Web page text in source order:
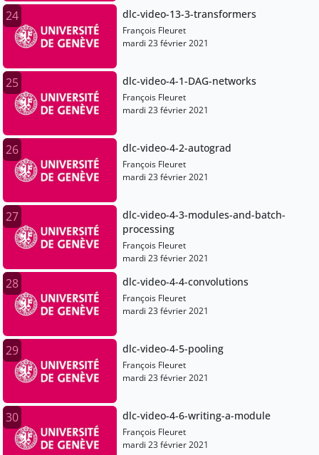
24 dlc-video-13-3-transformers
François Fleuret
mardi 23 février 2021
25 dlc-video-4-1-DAG-networks
François Fleuret
mardi 23 février 2021
26 dlc-video-4-2-autograd
François Fleuret
mardi 23 février 2021
27
dlc-video-4-3-modules-and-batch-
processing
François Fleuret
mardi 23 février 2021
28 dlc-video-4-4-convolutions
François Fleuret
mardi 23 février 2021
29 dlc-video-4-5-pooling
François Fleuret
mardi 23 février 2021
30 dlc-video-4-6-writing-a-module
François Fleuret
mardi 23 février 2021